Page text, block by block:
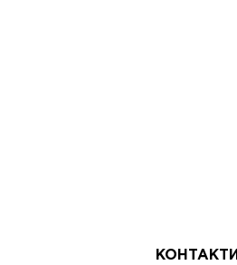
КОНТАКТИ